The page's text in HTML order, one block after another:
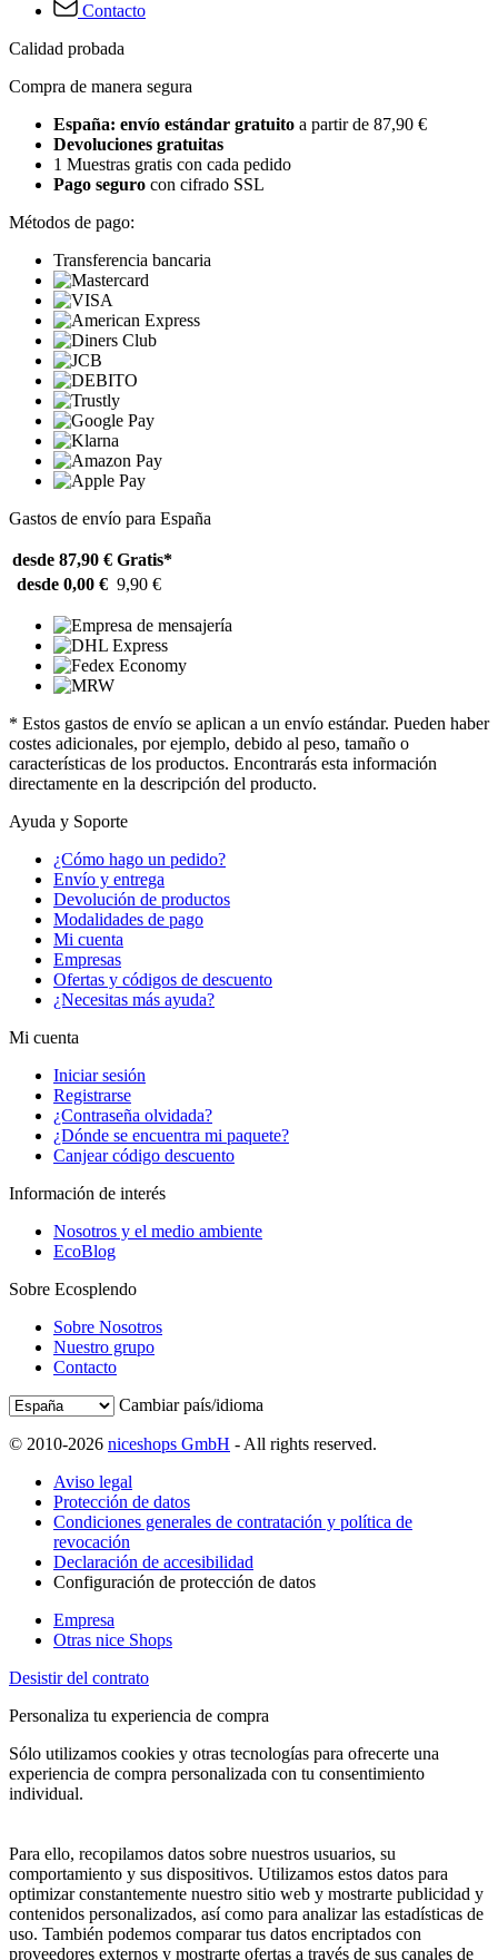
Contacto
Calidad probada
Compra de manera segura
España: envío estándar gratuito a partir de 87,90 €
Devoluciones gratuitas
1 Muestras gratis con cada pedido
Pago seguro con cifrado SSL
Métodos de pago:
Transferencia bancaria
Gastos de envío para España
desde 87,90 € Gratis*
desde 0,00 € 9,90 €
* Estos gastos de envío se aplican a un envío estándar. Pueden haber
costes adicionales, por ejemplo, debido al peso, tamaño o
características de los productos. Encontrarás esta información
directamente en la descripción del producto.
Ayuda y Soporte
¿Cómo hago un pedido?
Envío y entrega
Devolución de productos
Modalidades de pago
Mi cuenta
Empresas
Ofertas y códigos de descuento
¿Necesitas más ayuda?
Mi cuenta
Iniciar sesión
Registrarse
¿Contraseña olvidada?
¿Dónde se encuentra mi paquete?
Canjear código descuento
Información de interés
Nosotros y el medio ambiente
EcoBlog
Sobre Ecosplendo
Sobre Nosotros
Nuestro grupo
Contacto
Cambiar país/idioma
© 2010-2026 niceshops GmbH - All rights reserved.
Aviso legal
Protección de datos
Condiciones generales de contratación y política de
revocación
Declaración de accesibilidad
Configuración de protección de datos
Empresa
Otras nice Shops
Desistir del contrato
Personaliza tu experiencia de compra
Sólo utilizamos cookies y otras tecnologías para ofrecerte una
experiencia de compra personalizada con tu consentimiento
individual.
Para ello, recopilamos datos sobre nuestros usuarios, su
comportamiento y sus dispositivos. Utilizamos estos datos para
optimizar constantemente nuestro sitio web y mostrarte publicidad y
contenidos personalizados, así como para analizar las estadísticas de
uso. También podemos comparar tus datos encriptados con
proveedores externos y mostrarte ofertas a través de sus canales de